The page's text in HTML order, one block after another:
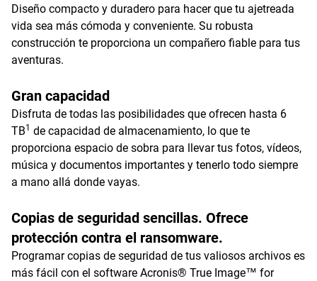
Diseño compacto y duradero para hacer que tu ajetreada
vida sea más cómoda y conveniente. Su robusta
construcción te proporciona un compañero fiable para tus
aventuras.
Gran capacidad
Disfruta de todas las posibilidades que ofrecen hasta 6
TB1 de capacidad de almacenamiento, lo que te
proporciona espacio de sobra para llevar tus fotos, vídeos,
música y documentos importantes y tenerlo todo siempre
a mano allá donde vayas.
Copias de seguridad sencillas. Ofrece
protección contra el ransomware.
Programar copias de seguridad de tus valiosos archivos es
más fácil con el software Acronis® True Image™ for